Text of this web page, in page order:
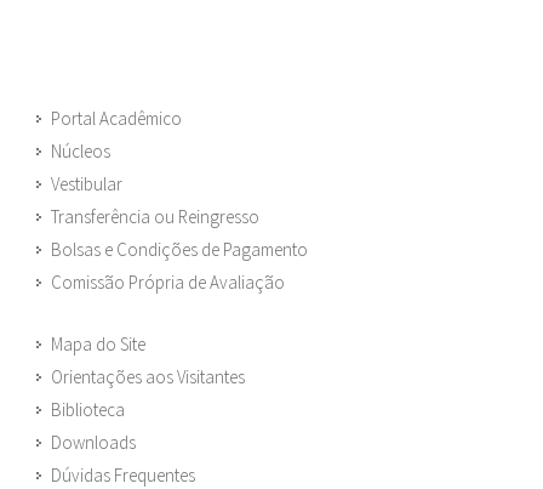
Portal Acadêmico
Núcleos
Vestibular
Transferência ou Reingresso
Bolsas e Condições de Pagamento
Comissão Própria de Avaliação
Mapa do Site
Orientações aos Visitantes
Biblioteca
Downloads
Dúvidas Frequentes